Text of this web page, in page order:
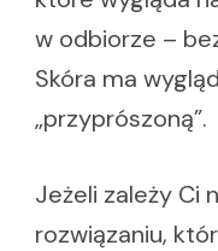
w odbiorze –
Skóra ma
„przyprószoną”.
Jeżeli zależy Ci
rozwiązaniu,